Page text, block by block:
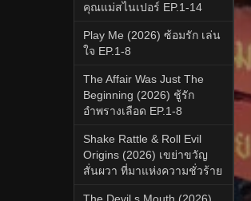
คุณแม่สไนเปอร์ EP.1-14
Play Me (2026) ซ้อมรัก เล่น
ใจ EP.1-8
The Affair Was Just The
Beginning (2026) ชู้รัก
อำพรางเลือด EP.1-8
Shake Rattle & Roll Evil
Origins (2026) เขย่าขวัญ
สั่นผวา ที่มาแห่งความชั่วร้าย